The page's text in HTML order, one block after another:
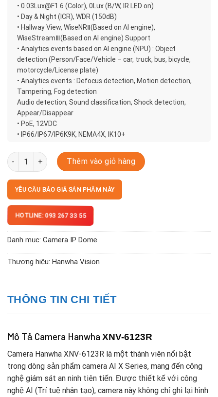
• 0.03Lux@F1.6 (Color), 0Lux (B/W, IR LED on)
• Day & Night (ICR), WDR (150dB)
• Hallway View, WiseNRⅡ(Based on AI engine),
WiseStreamⅢ(Based on AI engine) Support
• Analytics events based on AI engine (NPU) : Object
detection (Person/Face/Vehicle – car, truck, bus, bicycle,
motorcycle/License plate)
• Analytics events : Defocus detection, Motion detection,
Tampering, Fog detection
Audio detection, Sound classification, Shock detection,
Appear/Disappear
• PoE, 12VDC
• IP66/IP67/IP6K9K, NEMA4X, IK10+
XNV-6123R số lượngThêm vào giỏ hàng
YÊU CẦU BÁO GIÁ SẢN PHẨM NÀY
HOTLINE: 093 267 33 55
Danh mục: Camera IP Dome
Thương hiệu: Hanwha Vision
THÔNG TIN CHI TIẾT
Mô Tả Camera Hanwha XNV-6123R
Camera Hanwha XNV-6123R là một thành viên nổi bật
trong dòng sản phẩm camera AI X Series, mang đến công
nghệ giám sát an ninh tiên tiến. Được thiết kế với công
nghệ AI (Trí tuệ nhân tạo), camera này không chỉ ghi lại hình